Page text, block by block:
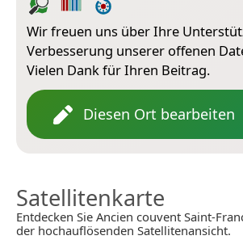
Wir freuen uns über Ihre
Verbesserung unserer offenen
Vielen Dank für Ihren Beitrag.
Diesen Ort bearbeiten
Satellitenkarte
Entdecken Sie Ancien couvent Saint-
der hochauflösenden Satellitenansicht.